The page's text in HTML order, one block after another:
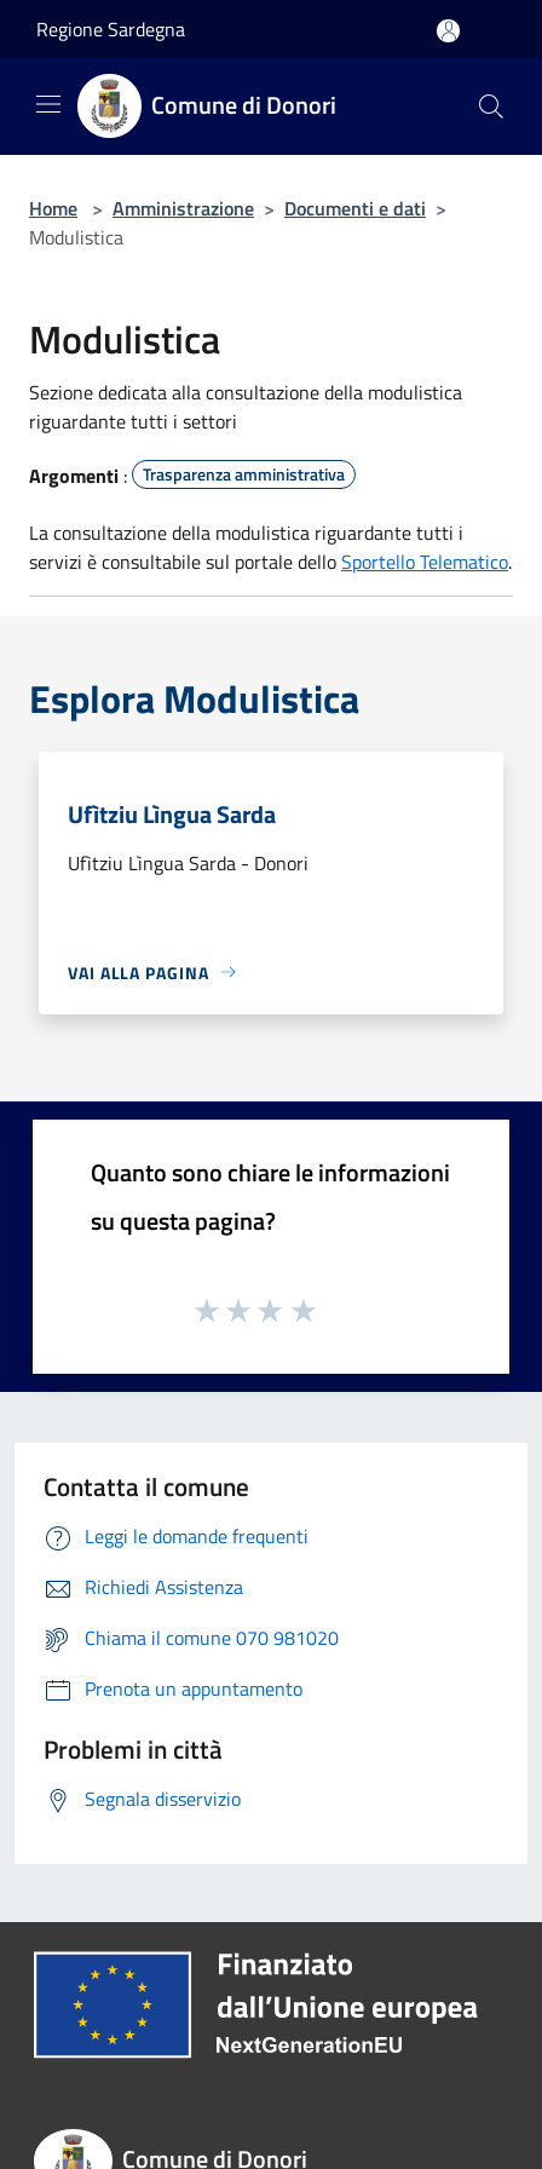
Regione Sardegna
Comune di Donori
Home > Amministrazione > Documenti e dati >
Modulistica
Modulistica
Sezione dedicata alla consultazione della modulistica
riguardante tutti i settori
Argomenti : Trasparenza amministrativa
La consultazione della modulistica riguardante tutti i
servizi è consultabile sul portale delloSportello Telematico.
Esplora Modulistica
Ufìtziu Lìngua Sarda
Ufìtziu Lìngua Sarda - Donori
VAI ALLA PAGINA
Quanto sono chiare le informazioni
su questa pagina?
Contatta il comune
Leggi le domande frequenti
Richiedi Assistenza
Chiama il comune 070 981020
Prenota un appuntamento
Problemi in città
Segnala disservizio
Comune di Donori